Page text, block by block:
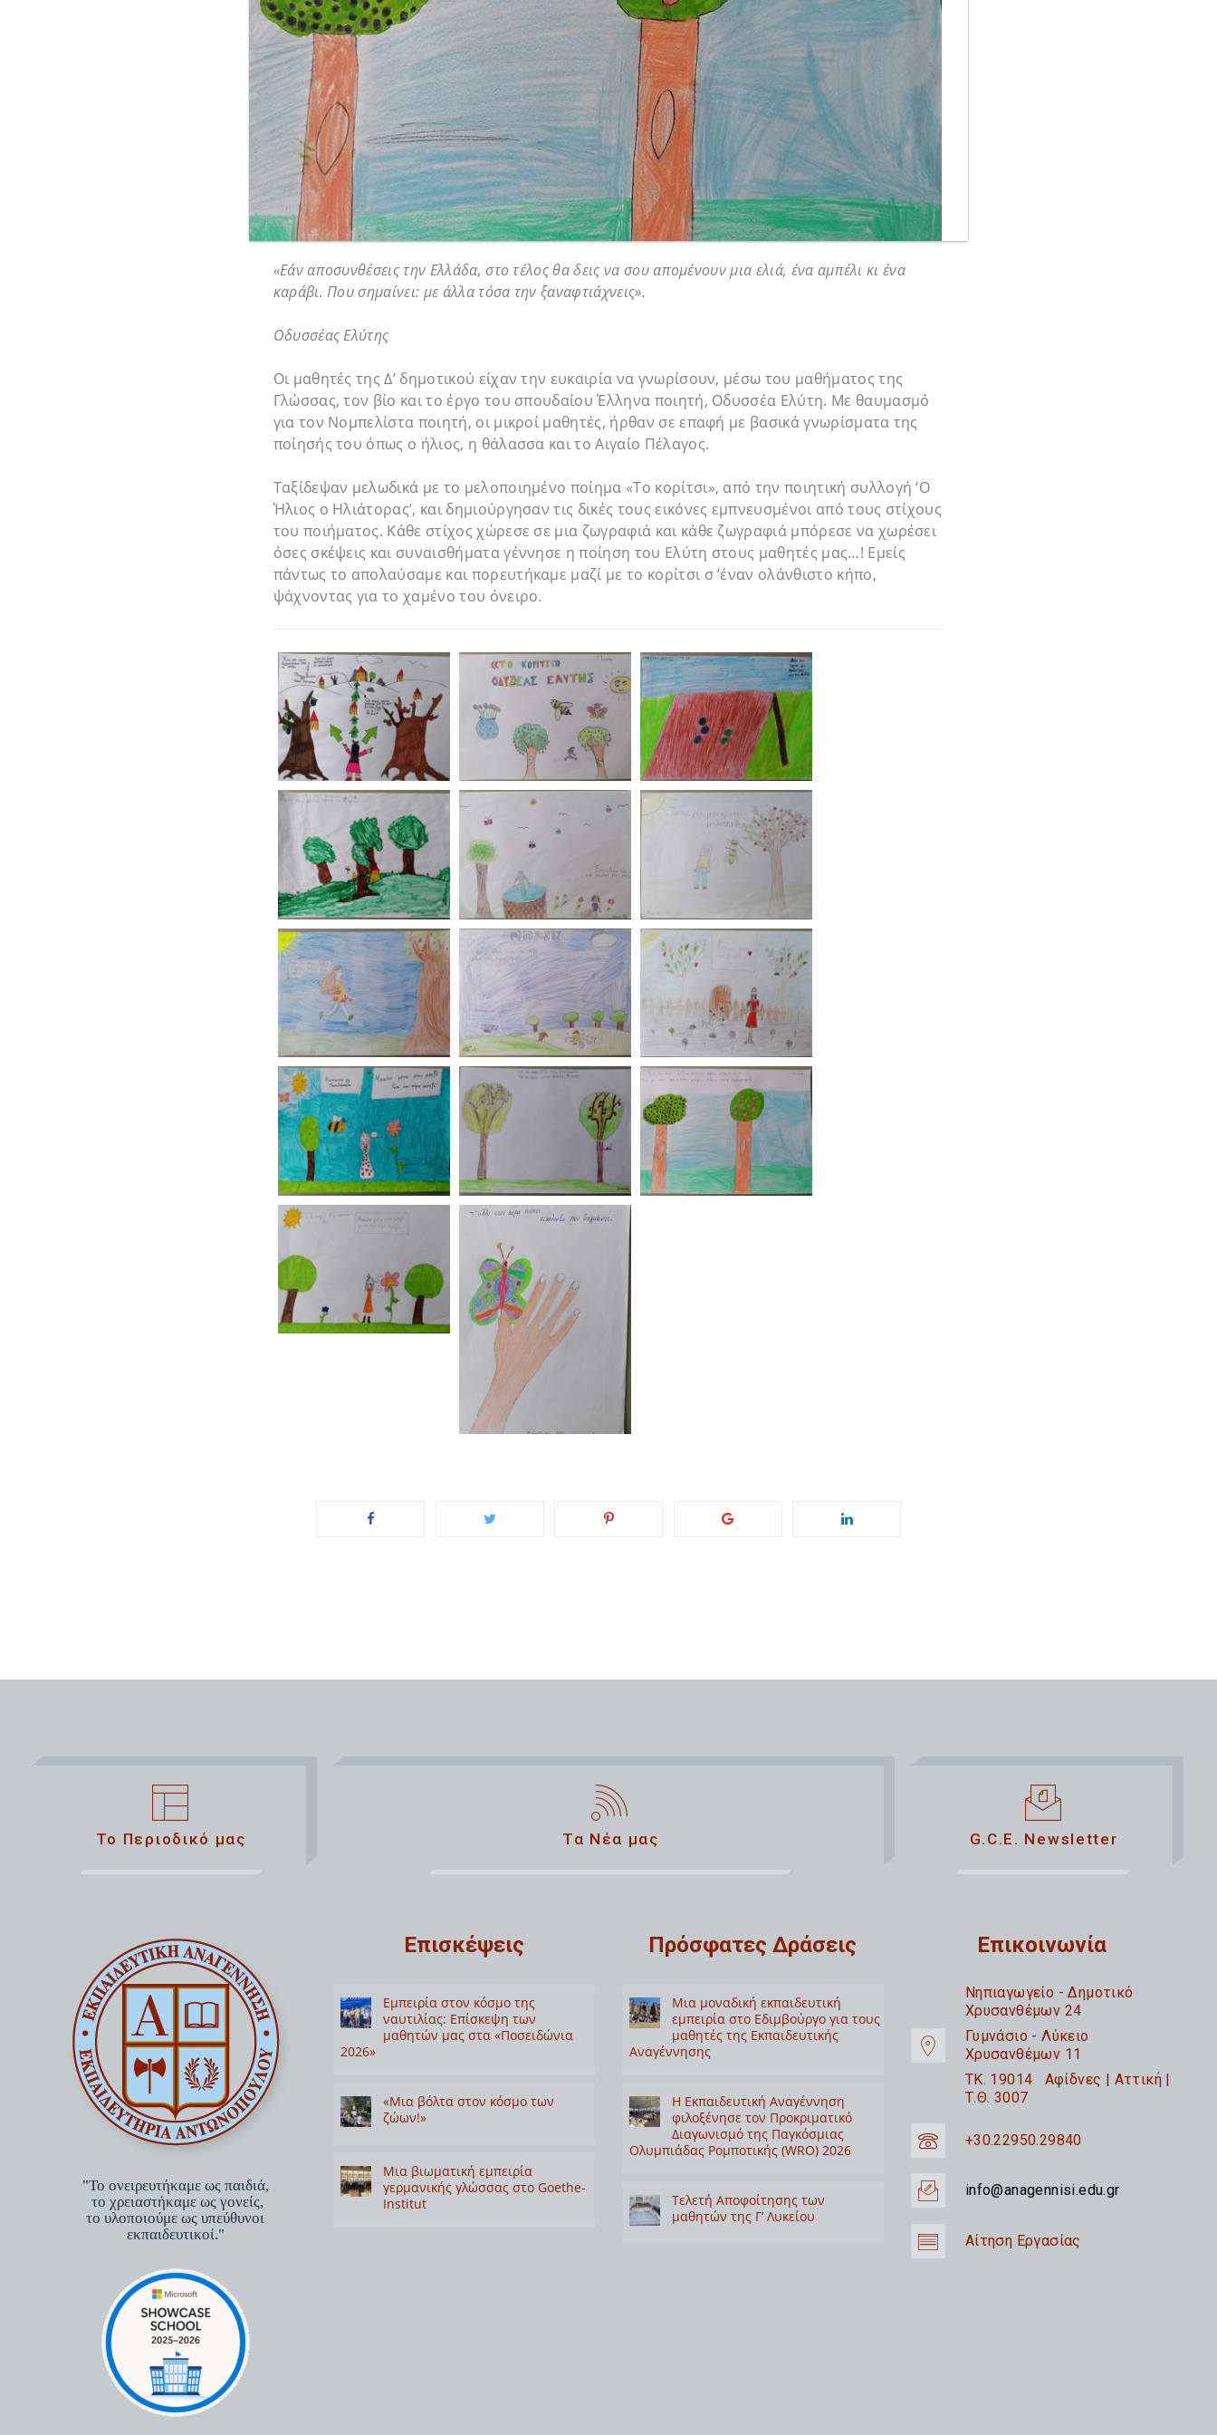
«Εάν αποσυνθέσεις την Ελλάδα, στο τέλος θα δεις να σου απομένουν μια ελιά, ένα αμπέλι κι ένα
καράβι. Που σημαίνει: με άλλα τόσα την ξαναφτιάχνεις».
Οδυσσέας Ελύτης
Οι μαθητές της Δ’ δημοτικού είχαν την ευκαιρία να γνωρίσουν, μέσω του μαθήματος της
Γλώσσας, τον βίο και το έργο του σπουδαίου Έλληνα ποιητή, Οδυσσέα Ελύτη. Με θαυμασμό
για τον Νομπελίστα ποιητή, οι μικροί μαθητές, ήρθαν σε επαφή με βασικά γνωρίσματα της
ποίησής του όπως ο ήλιος, η θάλασσα και το Αιγαίο Πέλαγος.
Ταξίδεψαν μελωδικά με το μελοποιημένο ποίημα «Το κορίτσι», από την ποιητική συλλογή ‘Ο
Ήλιος ο Ηλιάτορας’, και δημιούργησαν τις δικές τους εικόνες εμπνευσμένοι από τους στίχους
του ποιήματος. Κάθε στίχος χώρεσε σε μια ζωγραφιά και κάθε ζωγραφιά μπόρεσε να χωρέσει
όσες σκέψεις και συναισθήματα γέννησε η ποίηση του Ελύτη στους μαθητές μας…! Εμείς
πάντως το απολαύσαμε και πορευτήκαμε μαζί με το κορίτσι σ ’έναν ολάνθιστο κήπο,
ψάχνοντας για το χαμένο του όνειρο.
Το Περιοδικό μας Τα Νέα μας G.C.E. Newsletter
"Το ονειρευτήκαμε ως παιδιά,
το χρειαστήκαμε ως γονείς,
το υλοποιούμε ως υπεύθυνοι
εκπαιδευτικοί."
Επισκέψεις
Εμπειρία στον κόσμο της
ναυτιλίας: Επίσκεψη των
μαθητών μας στα «Ποσειδώνια
2026»
«Μια βόλτα στον κόσμο των
ζώων!»
Μια βιωματική εμπειρία
γερμανικής γλώσσας στο Goethe-
Institut
Πρόσφατες Δράσεις
Μια μοναδική εκπαιδευτική
εμπειρία στο Εδιμβούργο για τους
μαθητές της Εκπαιδευτικής
Αναγέννησης
Η Εκπαιδευτική Αναγέννηση
φιλοξένησε τον Προκριματικό
Διαγωνισμό της Παγκόσμιας
Ολυμπιάδας Ρομποτικής (WRO) 2026
Τελετή Αποφοίτησης των
μαθητών της Γ’ Λυκείου
Επικοινωνία
Nηπιαγωγείο - Δημοτικό
Χρυσανθέμων 24
Γυμνάσιο - Λύκειο
Χρυσανθέμων 11
TK. 19014 Αφίδνες | Αττική |
Τ.Θ. 3007
+30.22950.29840
info@anagennisi.edu.gr
Αίτηση Εργασίας